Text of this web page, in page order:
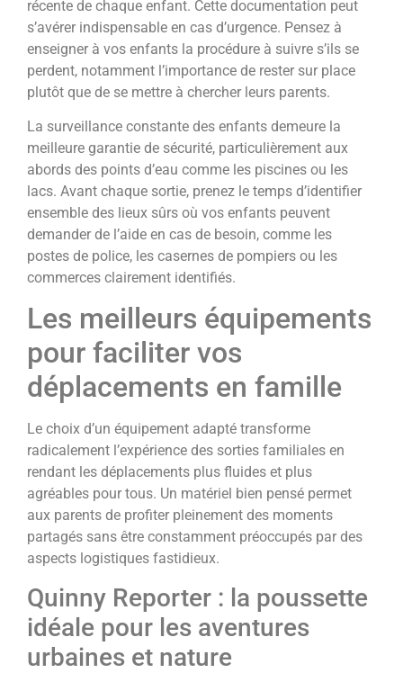
récente de chaque enfant. Cette documentation peut
s’avérer indispensable en cas d’urgence. Pensez à
enseigner à vos enfants la procédure à suivre s’ils se
perdent, notamment l’importance de rester sur place
plutôt que de se mettre à chercher leurs parents.
La surveillance constante des enfants demeure la
meilleure garantie de sécurité, particulièrement aux
abords des points d’eau comme les piscines ou les
lacs. Avant chaque sortie, prenez le temps d’identifier
ensemble des lieux sûrs où vos enfants peuvent
demander de l’aide en cas de besoin, comme les
postes de police, les casernes de pompiers ou les
commerces clairement identifiés.
Les meilleurs équipements
pour faciliter vos
déplacements en famille
Le choix d’un équipement adapté transforme
radicalement l’expérience des sorties familiales en
rendant les déplacements plus fluides et plus
agréables pour tous. Un matériel bien pensé permet
aux parents de profiter pleinement des moments
partagés sans être constamment préoccupés par des
aspects logistiques fastidieux.
Quinny Reporter : la poussette
idéale pour les aventures
urbaines et nature